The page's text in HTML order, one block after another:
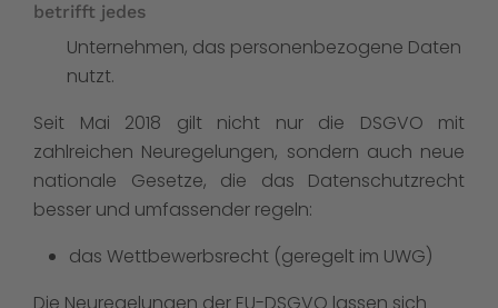
betrifft jedes
Unternehmen, das personenbezogene Daten
nutzt.
Seit Mai 2018 gilt nicht nur die DSGVO mit
zahlreichen Neuregelungen, sondern auch neue
nationale Gesetze, die das Datenschutzrecht
besser und umfassender regeln:
das Wettbewerbsrecht (geregelt im UWG)